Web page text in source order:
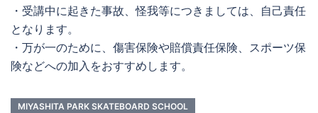
・受講中に起きた事故、怪我等につきましては、自己責任
となります。
・万が一のために、傷害保険や賠償責任保険、スポーツ保
険などへの加入をおすすめします。
MIYASHITA PARK SKATEBOARD SCHOOL